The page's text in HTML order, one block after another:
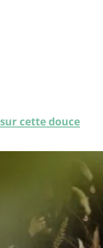
sur cette douce